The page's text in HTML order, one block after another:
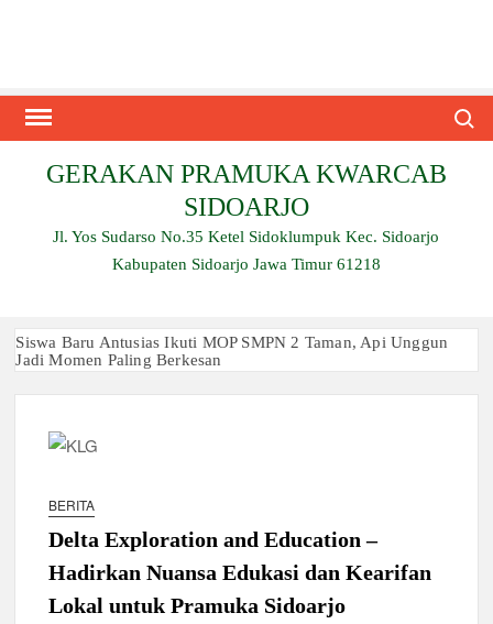
GERAKAN PRAMUKA KWARCAB
SIDOARJO
Jl. Yos Sudarso No.35 Ketel Sidoklumpuk Kec. Sidoarjo
Kabupaten Sidoarjo Jawa Timur 61218
Siswa Baru Antusias Ikuti MOP SMPN 2 Taman, Api Unggun
Jadi Momen Paling Berkesan
Perjuangan Pramuka SMK Plus NU Sidoarjo
Ambalan SMAN 3 Sidoarjo Gelar Anjangsana dan Buka
Relevansi Pemikiran Baden-Powell dalam Pembinaan
Kepemimpinan, Kerja Sama Tim, dan Pendidikan Karakter
Generasi Muda di Era Digital
Kwarran Sukodono Tahun 2026
BERITA
Delta Exploration and Education –
Hadirkan Nuansa Edukasi dan Kearifan
Lokal untuk Pramuka Sidoarjo